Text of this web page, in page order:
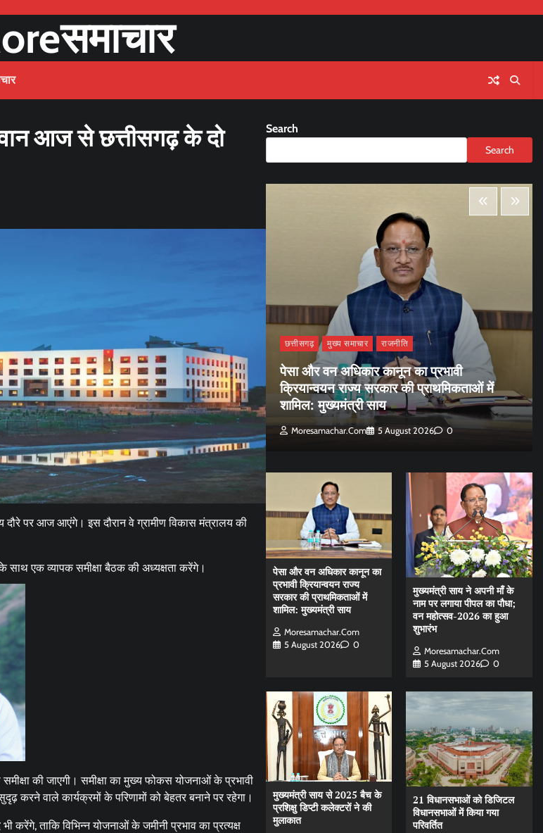
आज से छत्तीसगढ़ के दो
दौरे पर आज आएंगे। इस दौरान वे ग्रामीण विकास मंत्रालय की
के साथ एक व्यापक समीक्षा बैठक की अध्यक्षता करेंगे।
की जाएगी। समीक्षा का मुख्य फोकस योजनाओं के प्रभावी
करने वाले कार्यक्रमों के परिणामों को बेहतर बनाने पर रहेगा।
करेंगे, ताकि विभिन्न योजनाओं के जमीनी प्रभाव का प्रत्यक्ष
Search
Search
राजनीति
वित्त और व्यापार
कैबिनेट ने छत्तीसगढ़ राज्य आर्टिफिशियल
(AI) मिशन को दी मंजूरी
Moresamachar.com 5 August 2026
छत्तीसगढ़ मुख्य समाचार राजनीति
पेसा और वन अधिकार कानून का प्रभावी
क्रियान्वयन राज्य सरकार की प्राथमिकताओं में
शामिल: मुख्यमंत्री साय
Moresamachar.com 5 August 2026 0
पेसा और वन अधिकार कानून का
प्रभावी क्रियान्वयन राज्य
सरकार की प्राथमिकताओं में
शामिल: मुख्यमंत्री साय
Moresamachar.com
5 August 2026
0
मुख्यमंत्री साय ने अपनी माँ के
नाम पर लगाया पीपल का पौधा;
वन महोत्सव-2026 का हुआ
शुभारंभ
Moresamachar.com
5 August 2026
0
मुख्यमंत्री साय से 2025 बैच के
प्रशिक्षु डिप्टी कलेक्टरों ने की
मुलाकात
21 विधानसभाओं को डिजिटल
विधानसभाओं में किया गया
परिवर्तित